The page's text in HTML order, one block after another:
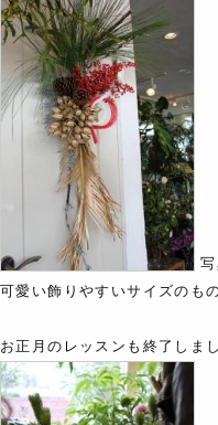
可愛い飾りやすいサイズのも
お正月のレッスンも終了しま